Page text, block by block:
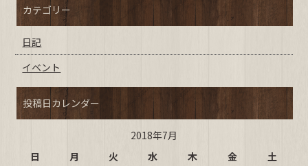
カテゴリー
日記
イベント
投稿日カレンダー
2018年7月
日
月 火 水 木 金 土